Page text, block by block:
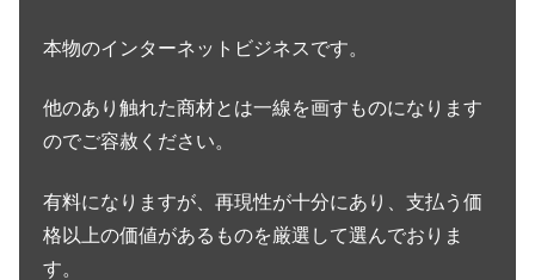
本物のインターネットビジネスです。
他のあり触れた商材とは一線を画すものになります
のでご容赦ください。
有料になりますが、再現性が十分にあり、支払う価
格以上の価値があるものを厳選して選んでおりま
す。